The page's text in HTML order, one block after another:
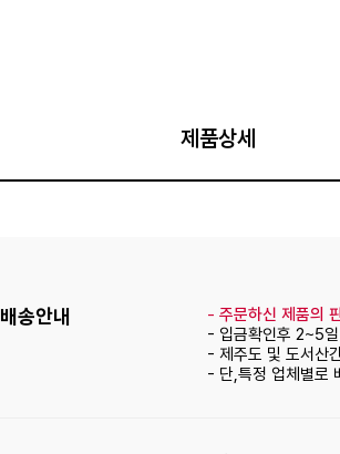
제품상세
배송안내 - 주문하신 제품의
- 입금확인후 2~5
- 제주도 및 도서산
- 단,특정 업체별로